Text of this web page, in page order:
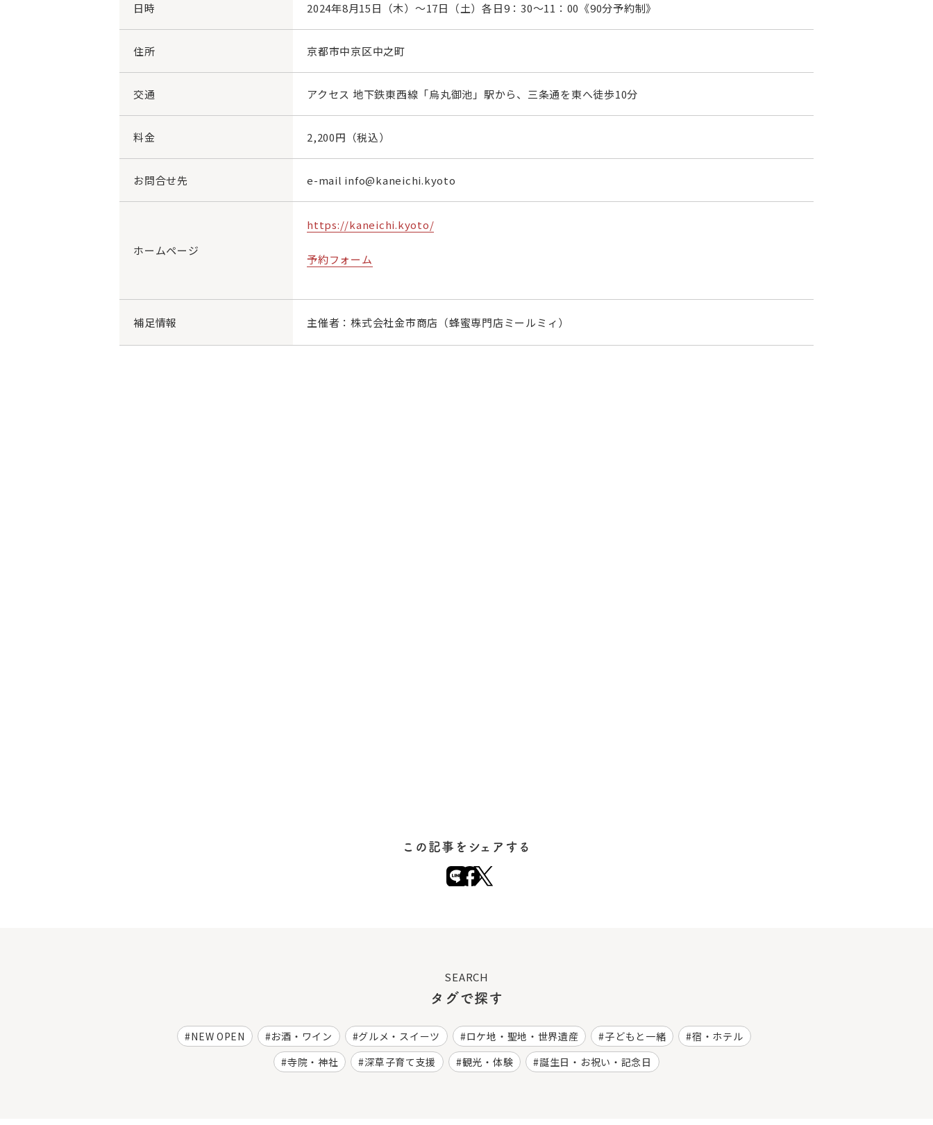
日時 2024年8月15日（木）～17日（土）各日9：30～11：00《90分予約制》
住所 京都市中京区中之町
交通 アクセス 地下鉄東西線「烏丸御池」駅から、三条通を東へ徒歩10分
料金 2,200円（税込）
お問合せ先 e-mail info@kaneichi.kyoto
ホームページ
https://kaneichi.kyoto/
予約フォーム
補足情報 主催者：株式会社金市商店（蜂蜜専門店ミールミィ）
この記事をシェアする
SEARCH
タグで探す
NEW OPEN お酒・ワイン グルメ・スイーツ ロケ地・聖地・世界遺産 子どもと一緒
宿・ホテル
寺院・神社
深草子育て支援 観光・体験 誕生日・お祝い・記念日